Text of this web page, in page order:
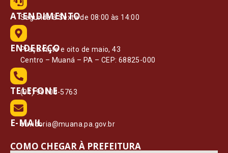
ATENDIMENTO
Segunda à Sexta de 08:00 às 14:00
ENDEREÇO
Praça vinte e oito de maio, 43
Centro – Muaná – PA – CEP: 68825-000
TELEFONE
(91) 99108-5763
E-MAIL
ouvidoria@muana.pa.gov.br
COMO CHEGAR À PREFEITURA